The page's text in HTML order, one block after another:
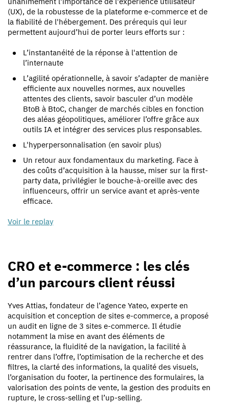
(UX), de la robustesse de la plateforme e-commerce et de
la fiabilité de l'hébergement. Des prérequis qui leur
permettent aujourd’hui de porter leurs efforts sur :
L’instantanéité de la réponse à l'attention de
l’internaute
L’agilité opérationnelle, à savoir s’adapter de manière
efficiente aux nouvelles normes, aux nouvelles
attentes des clients, savoir basculer d’un modèle
BtoB à BtoC, changer de marchés cibles en fonction
des aléas géopolitiques, améliorer l’offre grâce aux
outils IA et intégrer des services plus responsables.
L'hyperpersonnalisation (en savoir plus)
Un retour aux fondamentaux du marketing. Face à
des coûts d’acquisition à la hausse, miser sur la first-
party data, privilégier le bouche-à-oreille avec des
influenceurs, offrir un service avant et après-vente
efficace.
Voir le replay
CRO et e-commerce : les clés
d’un parcours client réussi
Yves Attias, fondateur de l’agence Yateo, experte en
acquisition et conception de sites e-commerce, a proposé
un audit en ligne de 3 sites e-commerce. Il étudie
notamment la mise en avant des éléments de
réassurance, la fluidité de la navigation, la facilité à
rentrer dans l’offre, l’optimisation de la recherche et des
filtres, la clarté des informations, la qualité des visuels,
l’organisation du footer, la pertinence des formulaires, la
valorisation des points de vente, la gestion des produits en
rupture, le cross-selling et l’up-selling.